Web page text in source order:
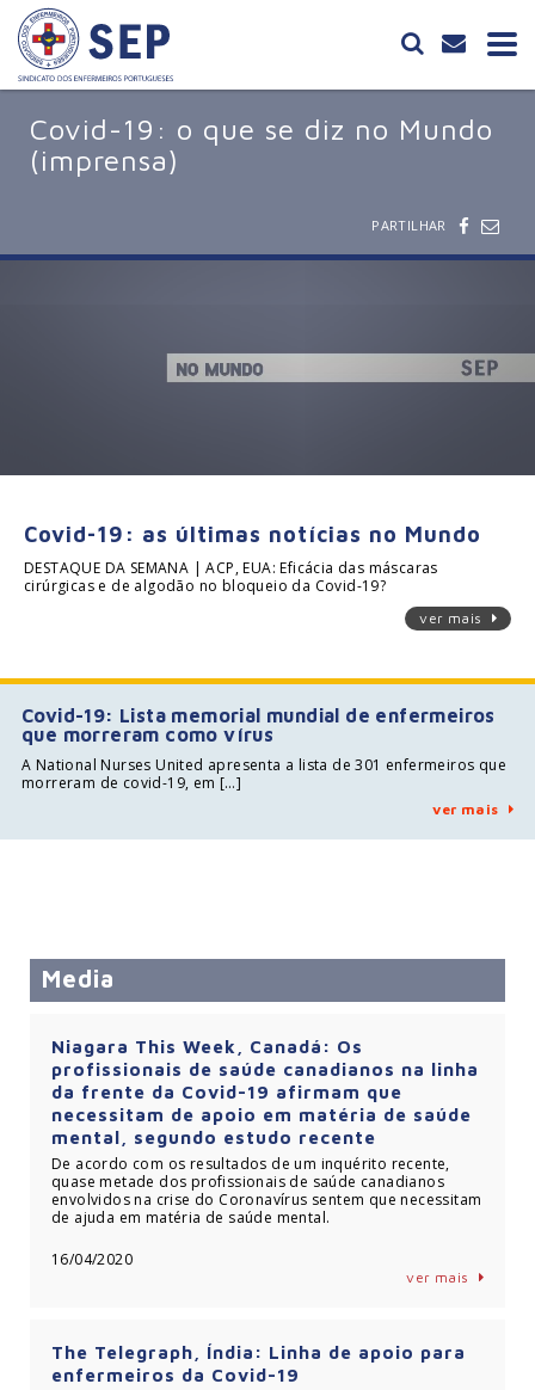
Covid-19: o que se diz no Mundo
(imprensa)
PARTILHAR
Covid-19: as últimas notícias no Mundo
DESTAQUE DA SEMANA | ACP, EUA: Eficácia das máscaras
cirúrgicas e de algodão no bloqueio da Covid-19?
ver mais
Covid-19: Lista memorial mundial de enfermeiros
que morreram como vírus
A National Nurses United apresenta a lista de 301 enfermeiros que
morreram de covid-19, em […]
ver mais
Media
Niagara This Week, Canadá: Os
profissionais de saúde canadianos na linha
da frente da Covid-19 afirmam que
necessitam de apoio em matéria de saúde
mental, segundo estudo recente
De acordo com os resultados de um inquérito recente,
quase metade dos profissionais de saúde canadianos
envolvidos na crise do Coronavírus sentem que necessitam
de ajuda em matéria de saúde mental.
16/04/2020
ver mais
The Telegraph, Índia: Linha de apoio para
enfermeiros da Covid-19